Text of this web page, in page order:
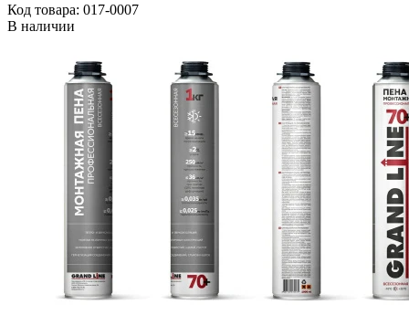
Код товара: 017-0007
В наличии